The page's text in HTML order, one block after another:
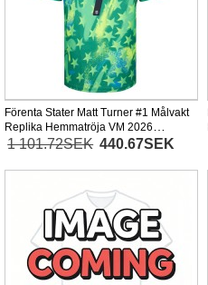
Förenta Stater Matt Turner #1 Målvakt
Replika Hemmatröja VM 2026
Kortärmad
1 101.72SEK 440.67SEK